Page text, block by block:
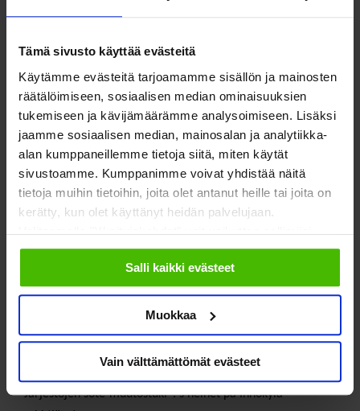
Tämä sivusto käyttää evästeitä
Käytämme evästeitä tarjoamamme sisällön ja mainosten
räätälöimiseen, sosiaalisen median ominaisuuksien
tukemiseen ja kävijämäärämme analysoimiseen. Lisäksi
jaamme sosiaalisen median, mainosalan ja analytiikka-
alan kumppaneillemme tietoja siitä, miten käytät
sivustoamme. Kumppanimme voivat yhdistää näitä
tietoja muihin tietoihin, joita olet antanut heille tai joita on
kerätty, kun olet käyttänyt heidän palvelujaan.
Valitsemalla "Yksityiskohdat" voit vaikuttaa sallimiisi
evästeisiin.
Salli kaikki evästeet
Muokkaa
Vain välttämättömät evästeet
invånarna i välfärdsområdet.
Det finns också
information om antalet
organisationer i olika
välfärdsområden
introduktionsevenemang för fullmäktigeledamöterna i
välfärdsområdena. Det kan användas inte bara av
”Järjestöjen sote-muutostuki”: s helhet på Innokylä-